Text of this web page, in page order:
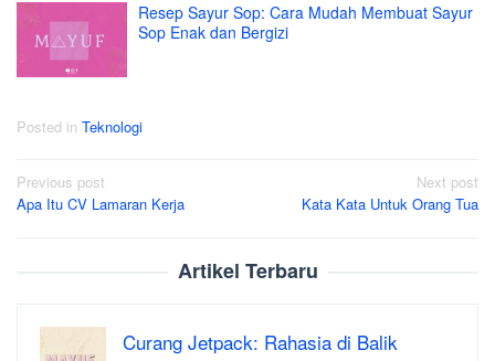
Resep Sayur Sop: Cara Mudah Membuat Sayur
Sop Enak dan Bergizi
Posted in Teknologi
Post
navigation
Previous post
Apa Itu CV Lamaran Kerja
Next post
Kata Kata Untuk Orang Tua
Artikel Terbaru
Curang Jetpack: Rahasia di Balik